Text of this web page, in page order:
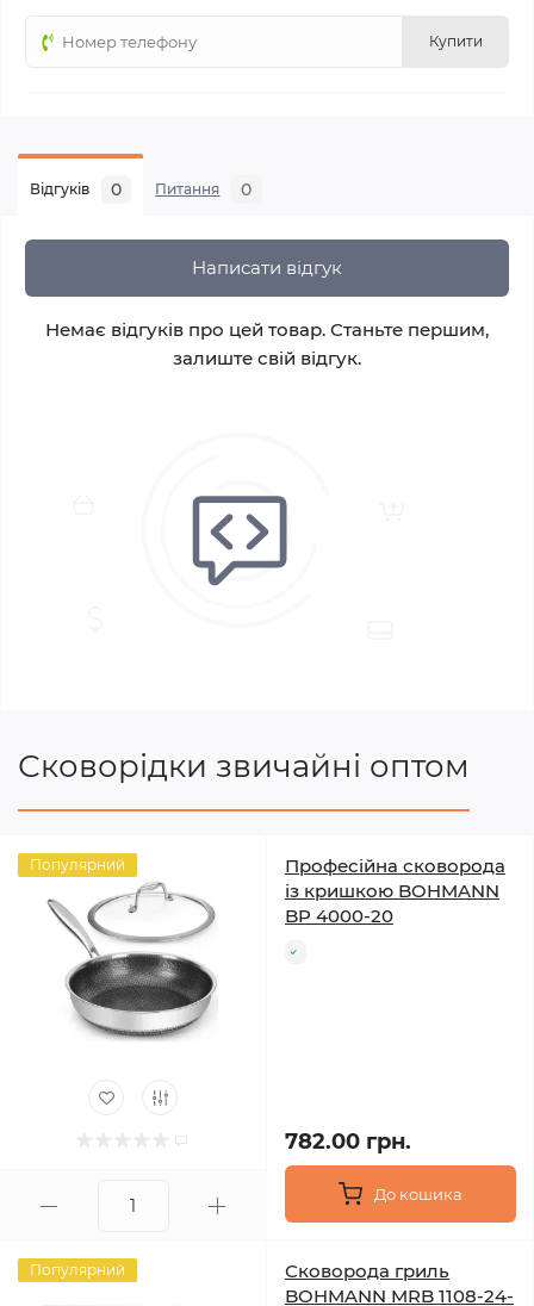
Купити
Відгуків 0 Питання 0
Написати відгук
Немає відгуків про цей товар. Станьте першим,
залиште свій відгук.
Сковорідки звичайні оптом
Популярний
Професійна сковорода
із кришкою BOHMANN
BP 4000-20
782.00 грн.
До кошика
Популярний
Сковорода гриль
BOHMANN MRB 1108-24-